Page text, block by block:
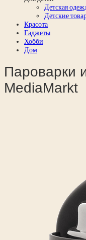
Детская
Детские
Красота
Гаджеты
Хобби
Дом
Пароварки
MediaМarkt